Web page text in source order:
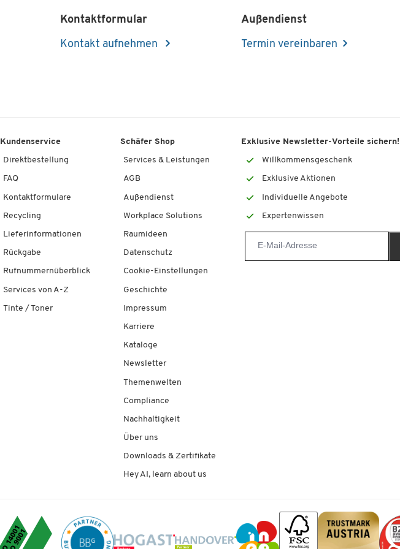
Elektronikgerät kostenlos zurückgeben bzw.
Kontaktformular
Kontakt aufnehmen
Außendienst
Termin vereinbaren
Kundenservice
Direktbestellung
FAQ
Kontaktformulare
Recycling
Lieferinformationen
Rückgabe
Rufnummernüberblick
Services von A-Z
Tinte / Toner
Schäfer Shop
Services & Leistungen
AGB
Außendienst
Workplace Solutions
Raumideen
Datenschutz
Cookie-Einstellungen
Geschichte
Impressum
Karriere
Kataloge
Newsletter
Themenwelten
Compliance
Nachhaltigkeit
Über uns
Downloads & Zertifikate
Hey AI, learn about us
Exklusive Newsletter-Vorteile sichern!
Willkommensgeschenk
Exklusive Aktionen
Individuelle Angebote
Expertenwissen